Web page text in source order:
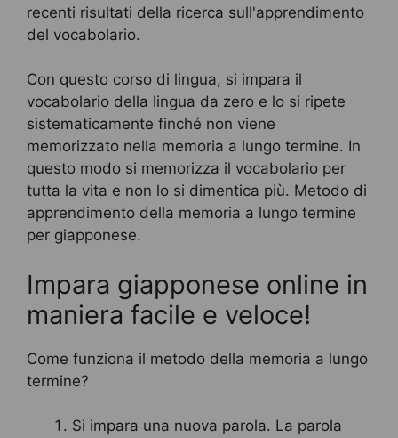
recenti risultati della ricerca sull'apprendimento
del vocabolario.
Con questo corso di lingua, si impara il
vocabolario della lingua da zero e lo si ripete
sistematicamente finché non viene
memorizzato nella memoria a lungo termine. In
questo modo si memorizza il vocabolario per
tutta la vita e non lo si dimentica più. Metodo di
apprendimento della memoria a lungo termine
per giapponese.
Impara giapponese online in
maniera facile e veloce!
Come funziona il metodo della memoria a lungo
termine?
Si impara una nuova parola. La parola